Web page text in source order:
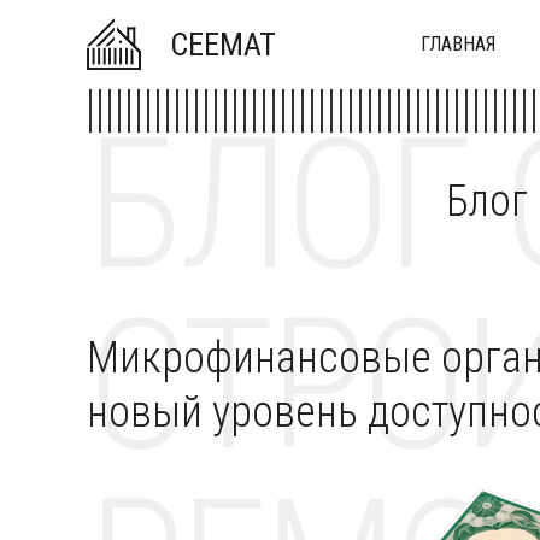
CEEMAT ГЛАВНАЯ
БЛОГ
Микрофинансовые
новый уровень